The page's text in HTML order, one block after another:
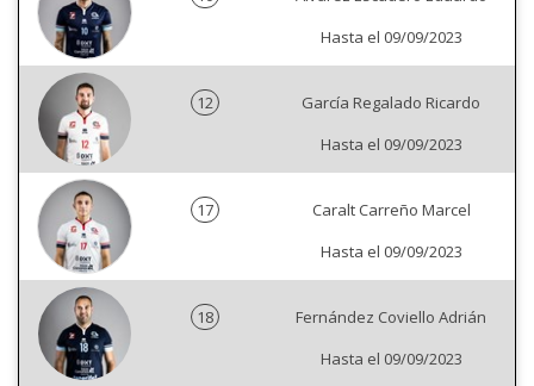
Hasta el 09/09/2023
12
García Regalado Ricardo
Hasta el 09/09/2023
17
Caralt Carreño Marcel
Hasta el 09/09/2023
18
Fernández Coviello Adrián
Hasta el 09/09/2023